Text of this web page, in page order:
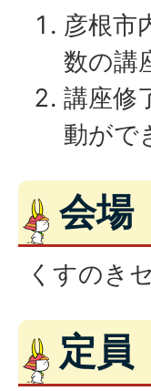
彦根市
数の講
講座修
動がで
会場
くすのき
定員